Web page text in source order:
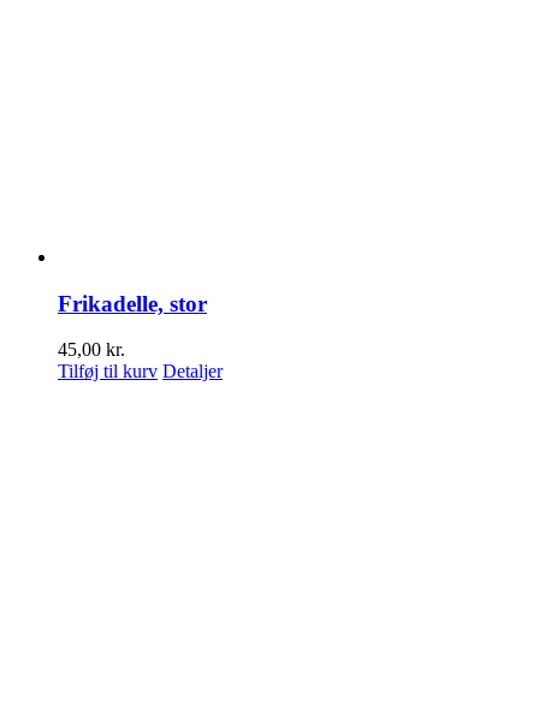
Frikadelle, stor
45,00 kr.
Tilføj til kurv Detaljer